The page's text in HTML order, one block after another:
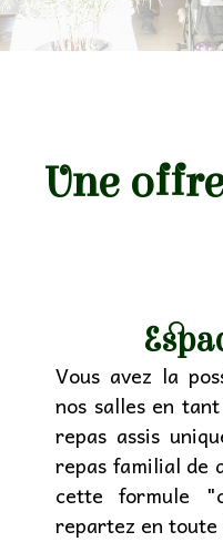
Etudiants
Autocariste
Une
Vous avez la
nos salles en
repas assis
repas familial de
cette formule
repartez en